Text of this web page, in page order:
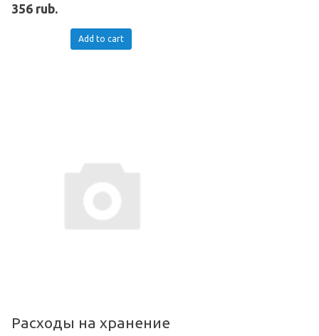
356 rub.
Add to cart
Расходы на хранение